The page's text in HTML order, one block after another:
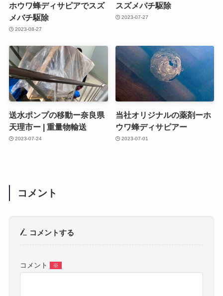
ホウワ蜂ディサピアでスズ
メバチ駆除
2023-08-27
スズメバチ駆除
2023-07-27
送水ポンプの移動ー奈良県
天理市ー | 重量物輸送
2023-07-24
当社オリジナルの薬剤ーホ
ウワ蜂ディサピアー
2023-07-01
コメント
コメントする
コメント ※